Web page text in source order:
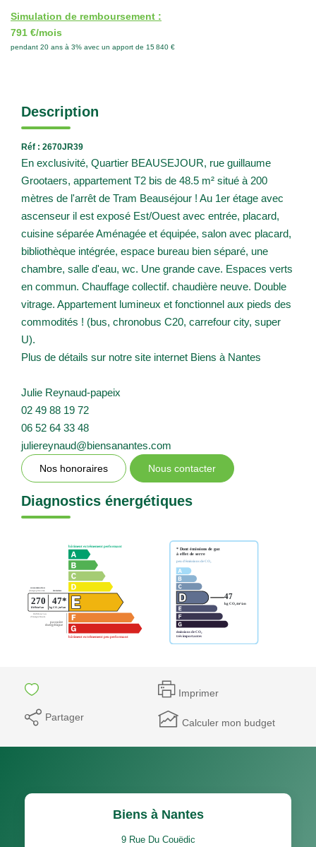
Simulation de remboursement :
791 €/mois
pendant 20 ans à 3% avec un apport de 15 840 €
Description
Réf : 2670JR39
En exclusivité, Quartier BEAUSEJOUR, rue guillaume
Grootaers, appartement T2 bis de 48.5 m² situé à 200
mètres de l'arrêt de Tram Beauséjour ! Au 1er étage avec
ascenseur il est exposé Est/Ouest avec entrée, placard,
cuisine séparée Aménagée et équipée, salon avec placard,
bibliothèque intégrée, espace bureau bien séparé, une
chambre, salle d'eau, wc. Une grande cave. Espaces verts
en commun. Chauffage collectif. chaudière neuve. Double
vitrage. Appartement lumineux et fonctionnel aux pieds des
commodités ! (bus, chronobus C20, carrefour city, super
U).
Plus de détails sur notre site internet Biens à Nantes
Julie Reynaud-papeix
02 49 88 19 72
06 52 64 33 48
juliereynaud@biensanantes.com
Nos honoraires Nous contacter
Diagnostics énergétiques
Imprimer
Partager Calculer mon budget
Biens à Nantes
9 Rue Du Couëdic